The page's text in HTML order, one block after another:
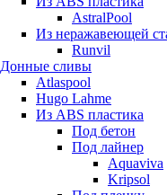
AstralPool
Из неражавеющей
Runvil
Донные сливы
Atlaspool
Hugo Lahme
Из ABS пластика
Под бетон
Под лайнер
Aquaviva
Kripsol